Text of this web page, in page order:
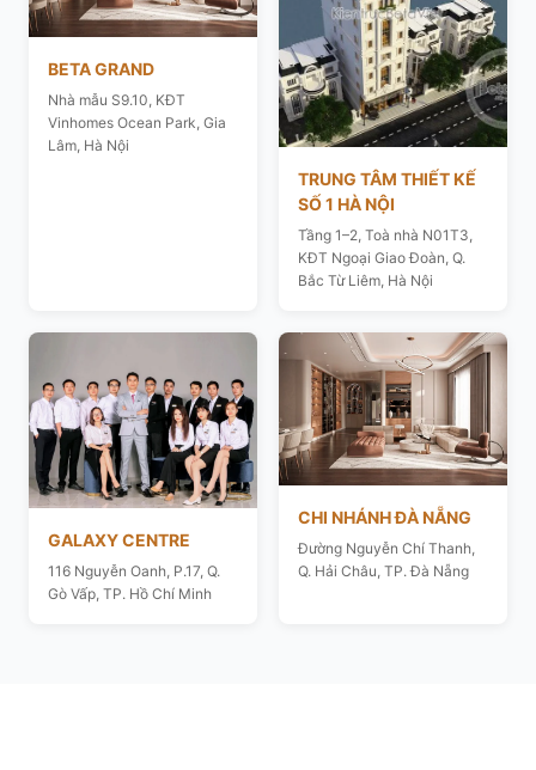
BETA GRAND
Nhà mẫu S9.10, KĐT
Vinhomes Ocean Park, Gia
Lâm, Hà Nội
TRUNG TÂM THIẾT KẾ
SỐ 1 HÀ NỘI
Tầng 1–2, Toà nhà N01T3,
KĐT Ngoại Giao Đoàn, Q.
Bắc Từ Liêm, Hà Nội
GALAXY CENTRE
116 Nguyễn Oanh, P.17, Q.
Gò Vấp, TP. Hồ Chí Minh
CHI NHÁNH ĐÀ NẴNG
Đường Nguyễn Chí Thanh,
Q. Hải Châu, TP. Đà Nẵng